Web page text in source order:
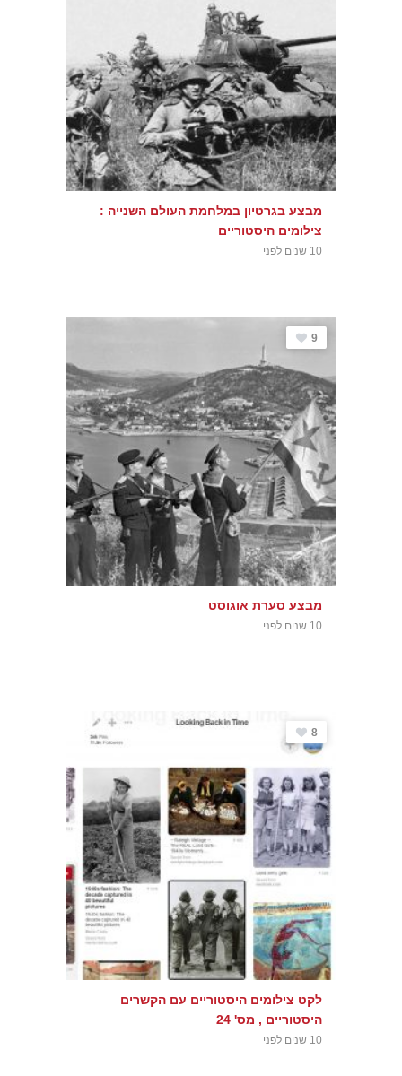
מבצע בגרטיון במלחמת העולם השנייה :
צילומים היסטוריים
10 שנים לפני
9
מבצע סערת אוגוסט
10 שנים לפני
8
לקט צילומים היסטוריים עם הקשרים
היסטוריים , מס' 24
10 שנים לפני